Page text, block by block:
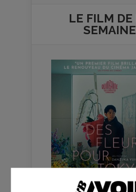
LE FILM DE
SEMAINE